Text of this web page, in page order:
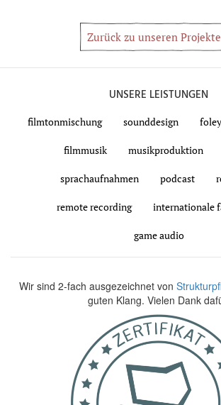
Zurück zu unseren
UNSERE LEISTUNGEN
filmtonmischung sounddesign
filmmusik musikproduktion
sprachaufnahmen podcast
remote recording internationale
game audio
Wir sind 2-fach ausgezeichnet von
guten Klang. Vielen Dank